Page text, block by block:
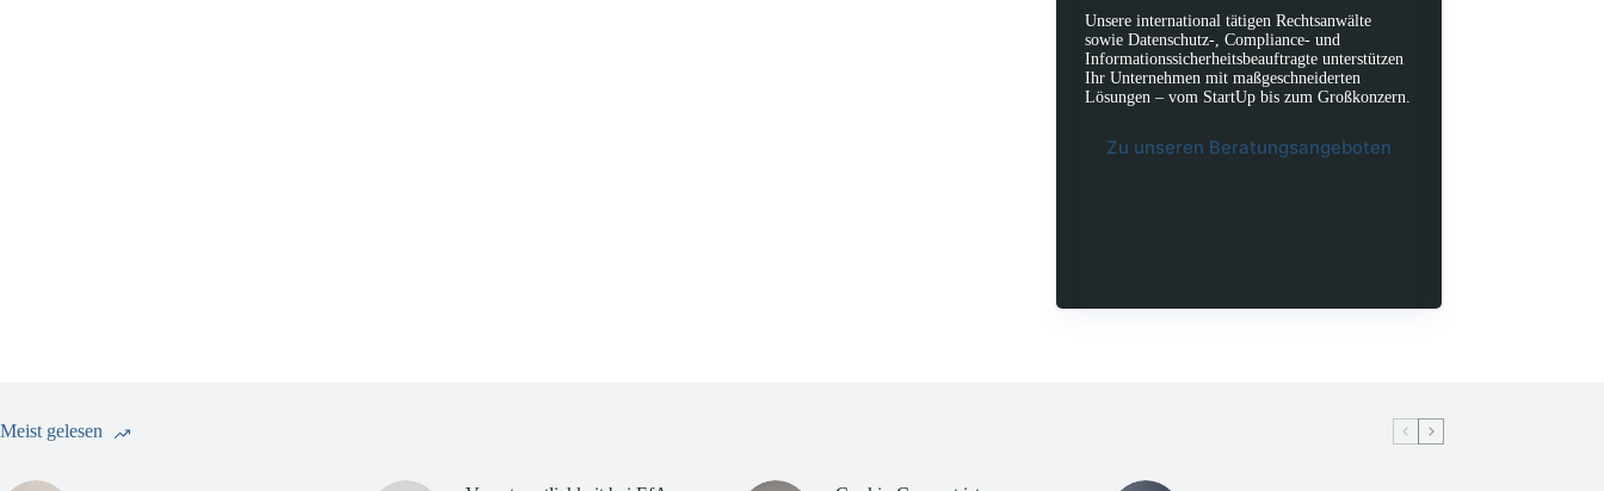
Unsere international tätigen Rechtsanwälte
sowie Datenschutz-, Compliance- und
Informationssicherheitsbeauftragte unterstützen
Ihr Unternehmen mit maßgeschneiderten
Lösungen – vom StartUp bis zum Großkonzern.
Zu unseren Beratungsangeboten
Meist gelesen